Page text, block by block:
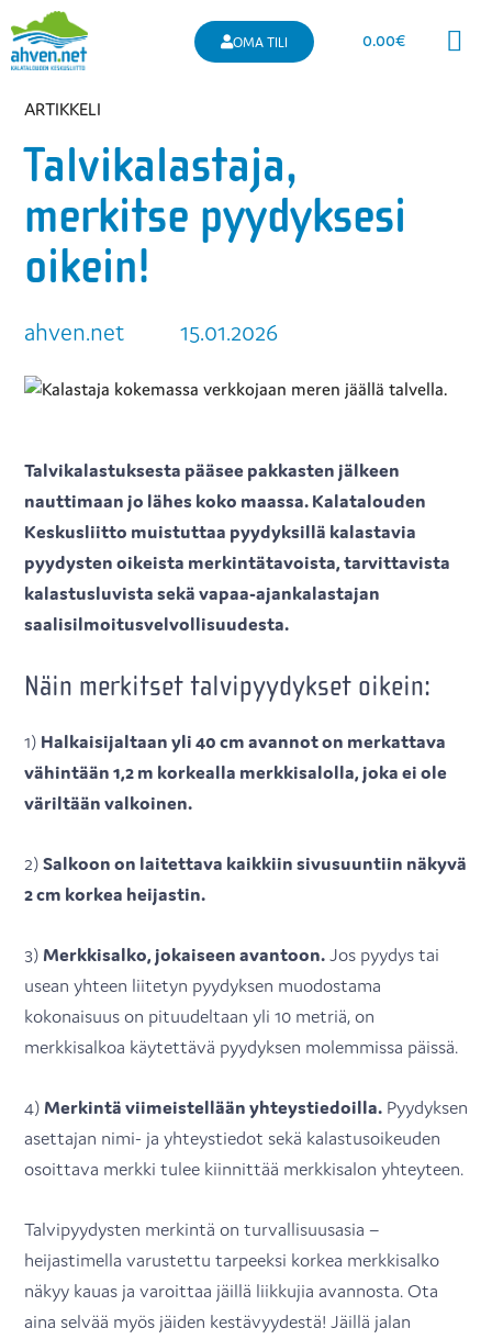
OMA TILI 0.00€
ARTIKKELI
Talvikalastaja,
merkitse pyydyksesi
oikein!
ahven.net 15.01.2026
Talvikalastuksesta pääsee pakkasten jälkeen
nauttimaan jo lähes koko maassa. Kalatalouden
Keskusliitto muistuttaa pyydyksillä kalastavia
pyydysten oikeista merkintätavoista, tarvittavista
kalastusluvista sekä vapaa-ajankalastajan
saalisilmoitusvelvollisuudesta.
Näin merkitset talvipyydykset oikein:
1) Halkaisijaltaan yli 40 cm avannot on merkattava
vähintään 1,2 m korkealla merkkisalolla, joka ei ole
väriltään valkoinen.
2)Salkoon on laitettava kaikkiin sivusuuntiin näkyvä
2 cm korkea heijastin.
3) Merkkisalko, jokaiseen avantoon.Jos pyydys tai
usean yhteen liitetyn pyydyksen muodostama
kokonaisuus on pituudeltaan yli 10 metriä, on
merkkisalkoa käytettävä pyydyksen molemmissa päissä.
4) Merkintä viimeistellään yhteystiedoilla. Pyydyksen
asettajan nimi- ja yhteystiedot sekä kalastusoikeuden
osoittava merkki tulee kiinnittää merkkisalon yhteyteen.
Talvipyydysten merkintä on turvallisuusasia –
heijastimella varustettu tarpeeksi korkea merkkisalko
näkyy kauas ja varoittaa jäillä liikkujia avannosta. Ota
aina selvää myös jäiden kestävyydestä! Jäillä jalan